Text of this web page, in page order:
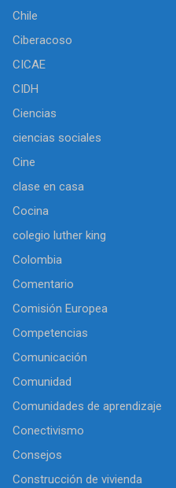
Chile
Ciberacoso
CICAE
CIDH
Ciencias
ciencias sociales
Cine
clase en casa
Cocina
colegio luther king
Colombia
Comentario
Comisión Europea
Competencias
Comunicación
Comunidad
Comunidades de aprendizaje
Conectivismo
Consejos
Construcción de vivienda